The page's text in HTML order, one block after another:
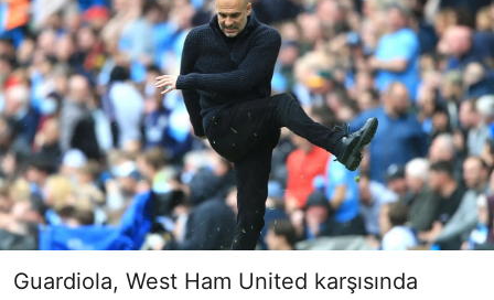
Guardiola, West Ham United karşısında